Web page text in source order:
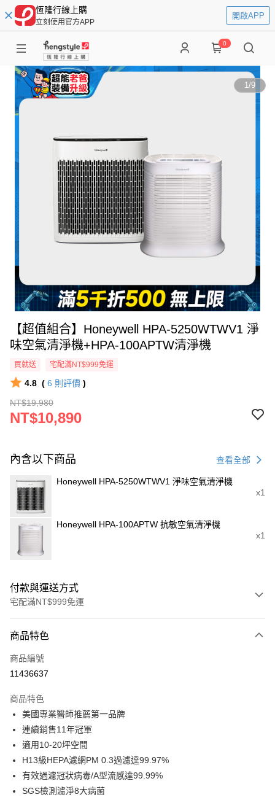
恆隆行線上購
立刻使用官方APP
開啟APP
0
1/9
【超值組合】Honeywell HPA-5250WTWV1 淨
味空氣清淨機+HPA-100APTW清淨機
買就送 宅配滿NT$999免運
4.8 ( 6 則評價 )
NT$19,980
NT$10,890
內含以下商品 查看全部
Honeywell HPA-5250WTWV1 淨味空氣清淨機
x1
Honeywell HPA-100APTW 抗敏空氣清淨機
x1
付款與運送方式
宅配滿NT$999免運
信用卡一次付款
信用卡分期付款
合作金庫商業銀行
華南商業銀行
上海商業儲蓄銀行
國泰世華商業銀行
臺灣中小企業銀行
台中商業銀行
匯豐（台灣）商業銀行
聯邦商業銀行
元大商業銀行
6 期 0 利率 每期
華南商業銀行
上海商業儲蓄銀行
國泰世華商業銀行
兆豐國際商業銀行
臺灣中小企業銀行
台中商業銀行
匯豐（台灣）商業銀行
即享券
LINE Pay
Apple Pay
街口支付
商品特色
商品編號
11436637
商品特色
美國專業醫師推薦第一品牌
連續銷售11年冠軍
適用10-20坪空間
H13級HEPA濾網PM 0.3過濾達99.97%
有效過濾冠狀病毒/A型流感達99.99%
SGS檢測濾淨8大病菌